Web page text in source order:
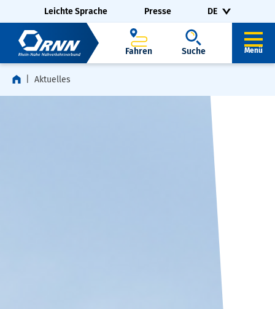
Navigation überspringen
Zur Fußzeile springen
Leichte Sprache Presse DE
Fahren Suche Menü
Aktuelles